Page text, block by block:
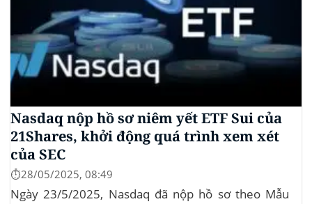
Nasdaq nộp hồ sơ niêm yết ETF Sui của
21Shares, khởi động quá trình xem xét
của SEC
⏱️28/05/2025, 08:49
Ngày 23/5/2025, Nasdaq đã nộp hồ sơ theo Mẫu